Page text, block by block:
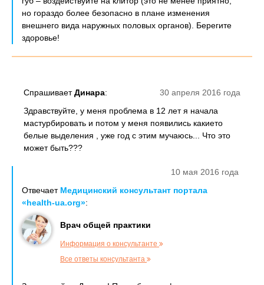
но гораздо более безопасно в плане изменения
внешнего вида наружных половых органов). Берегите
здоровье!
30 апреля 2016 года
СпрашиваетДинара:
Здравствуйте, у меня проблема в 12 лет я начала
мастурбировать и потом у меня появились какието
белые выделения , уже год с этим мучаюсь... Что это
может быть???
10 мая 2016 года
Отвечает Медицинский консультант портала
«health-ua.org»:
Врач общей практики
Информация о консультанте
Все ответы консультанта